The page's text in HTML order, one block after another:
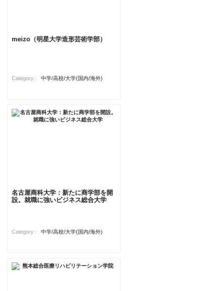
meizo（明星大学造形芸術学部）
Category : 中学/高校/大学(国内/海外)
名古屋商科大学：新たに商学部を開
設。就職に強いビジネス総合大学
Category : 中学/高校/大学(国内/海外)